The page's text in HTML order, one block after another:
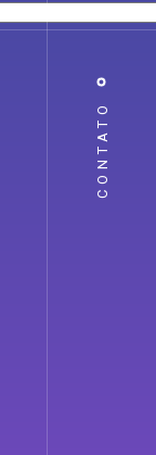
CONTATO